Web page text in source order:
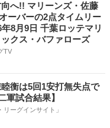
向へ!! マリーンズ・佐藤
ーバーの2点タイムリー
8月9日 千葉ロッテマリ
クス・バファローズ
TV
衡は5回1安打無失点で
軍試合結果】
ーグインサイト」